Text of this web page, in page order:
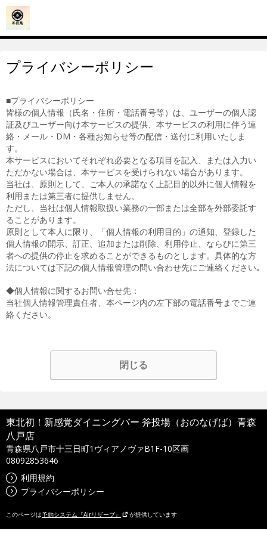
プライバシーポリシー
■プライバシーポリシー
皆様の個人情報（氏名・住所・電話番号等）は、ユーザーの個人認
証及びユーザー向け本サービスの提供、本サービスの利用に伴う連
絡・メール・DM・各種お知らせ等の配信・送付に利用いたしま
す。
本サービスにおいてそれぞれ必要となる項目を記入、または入力い
ただかない場合は、本サービスを受けられない場合があります。
当社は、原則として、ご本人の承諾なく上記目的以外に個人情報を
利用または第三者に提供しません。
ただし、当社は個人情報取扱い業務の一部または全部を外部委託す
ることがあります。
原則として本人に限り、「個人情報の利用目的」の通知、登録した
個人情報の開示、訂正、追加または削除、利用停止、ならびに第三
者への提供の停止を求めることができるものとします。具体的な方
法については下記の個人情報管理の問い合わせ先にご連絡ください｡
◆個人情報に関するお問い合せ先：
当社個人情報管理責任者、本ページ内の左下部の電話番号までご連
絡ください。
閉じる
東北初！新感覚ダイニングバー 斧投場（おのなげば）青森
八戸店
青森県八戸市十三日町1ヴィアノヴァB1F-10区画
08092853646
利用規約
プライバシーポリシー
このページは予約システム『Airリザーブ』 が提供しています